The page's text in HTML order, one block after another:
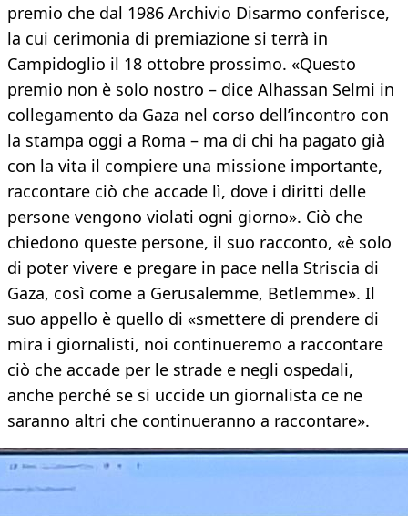
premio che dal 1986 Archivio Disarmo conferisce,
la cui cerimonia di premiazione si terrà in
Campidoglio il 18 ottobre prossimo. «Questo
premio non è solo nostro – dice Alhassan Selmi in
collegamento da Gaza nel corso dell’incontro con
la stampa oggi a Roma – ma di chi ha pagato già
con la vita il compiere una missione importante,
raccontare ciò che accade lì, dove i diritti delle
persone vengono violati ogni giorno». Ciò che
chiedono queste persone, il suo racconto, «è solo
di poter vivere e pregare in pace nella Striscia di
Gaza, così come a Gerusalemme, Betlemme». Il
suo appello è quello di «smettere di prendere di
mira i giornalisti, noi continueremo a raccontare
ciò che accade per le strade e negli ospedali,
anche perché se si uccide un giornalista ce ne
saranno altri che continueranno a raccontare».